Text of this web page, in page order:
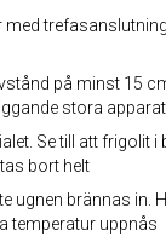
på minst 15
stora
Se till att frigolit i
bort helt
ugnen brännas in.
temperatur uppnås